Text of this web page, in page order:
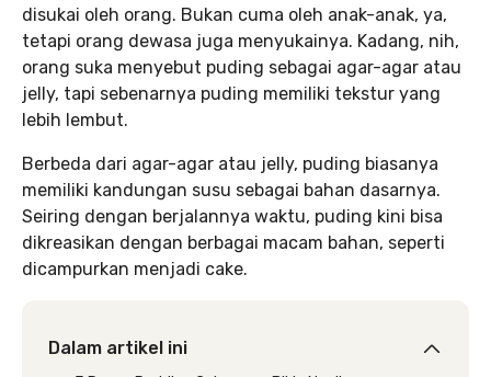
disukai oleh orang. Bukan cuma oleh anak-anak, ya,
tetapi orang dewasa juga menyukainya. Kadang, nih,
orang suka menyebut puding sebagai agar-agar atau
jelly, tapi sebenarnya puding memiliki tekstur yang
lebih lembut.
Berbeda dari agar-agar atau jelly, puding biasanya
memiliki kandungan susu sebagai bahan dasarnya.
Seiring dengan berjalannya waktu, puding kini bisa
dikreasikan dengan berbagai macam bahan, seperti
dicampurkan menjadi cake.
Dalam artikel ini